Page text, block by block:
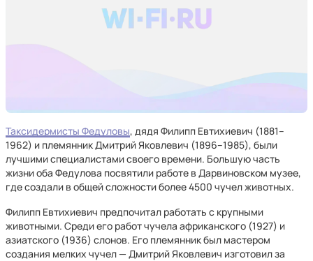
Таксидермисты Федуловы, дядя Филипп Евтихиевич (1881–
1962) и племянник Дмитрий Яковлевич (1896–1985), были
лучшими специалистами своего времени. Большую часть
жизни оба Федулова посвятили работе в Дарвиновском музее,
где создали в общей сложности более 4500 чучел животных.
Филипп Евтихиевич предпочитал работать с крупными
животными. Среди его работ чучела африканского (1927) и
азиатского (1936) слонов. Его племянник был мастером
создания мелких чучел — Дмитрий Яковлевич изготовил за